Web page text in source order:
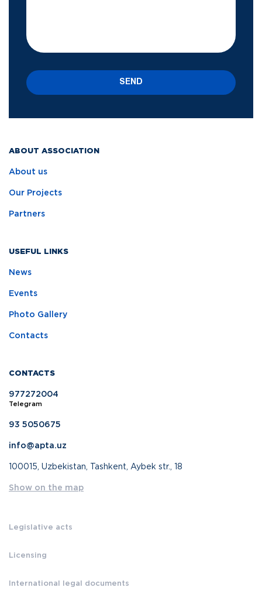
ABOUT ASSOCIATION
About us
Our Projects
Partners
USEFUL LINKS
News
Events
Photo Gallery
Contacts
CONTACTS
977272004
Telegram
93 5050675
info@apta.uz
100015, Uzbekistan, Tashkent, Aybek str., 18
Show on the map
Legislative acts
Licensing
International legal documents
SEND